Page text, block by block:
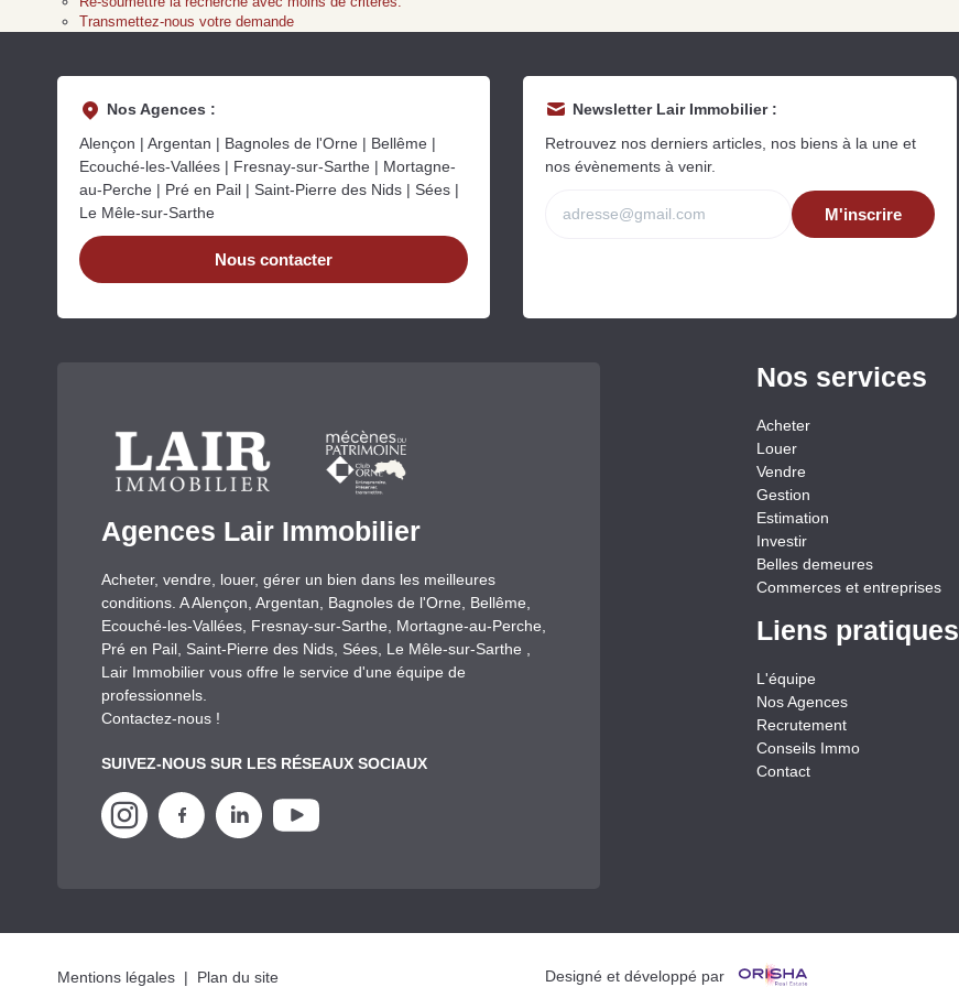
Transmettez-nous votre demande
Nos Agences :
Alençon | Argentan | Bagnoles de l'Orne | Bellême |
Ecouché-les-Vallées | Fresnay-sur-Sarthe | Mortagne-
au-Perche | Pré en Pail | Saint-Pierre des Nids | Sées |
Le Mêle-sur-Sarthe
Nous contacter
Newsletter Lair Immobilier :
Retrouvez nos derniers articles, nos biens à la une et
nos évènements à venir.
M'inscrire
Agences Lair Immobilier
Acheter, vendre, louer, gérer un bien dans les meilleures
conditions. A Alençon, Argentan, Bagnoles de l'Orne, Bellême,
Ecouché-les-Vallées, Fresnay-sur-Sarthe, Mortagne-au-Perche,
Pré en Pail, Saint-Pierre des Nids, Sées, Le Mêle-sur-Sarthe ,
Lair Immobilier vous offre le service d'une équipe de
professionnels.
Contactez-nous !
SUIVEZ-NOUS SUR LES RÉSEAUX SOCIAUX
Nos services
Acheter
Louer
Vendre
Gestion
Estimation
Investir
Belles demeures
Commerces et entreprises
Liens pratiques
L'équipe
Nos Agences
Recrutement
Conseils Immo
Contact
Mentions légales | Plan du site Designé et développé par